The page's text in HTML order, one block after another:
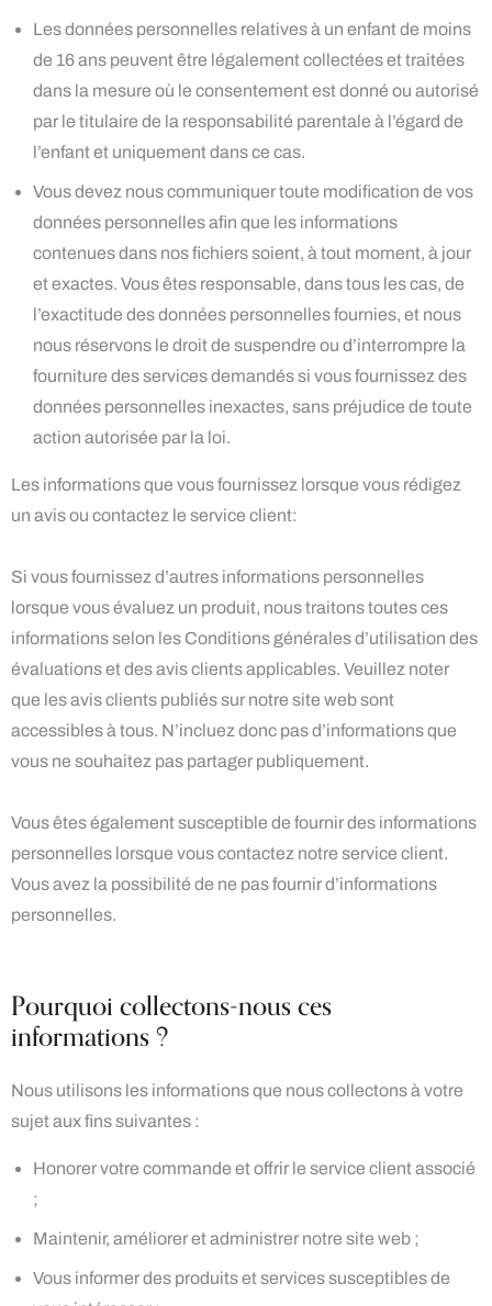
Les données personnelles relatives à un enfant de moins
de 16 ans peuvent être légalement collectées et traitées
dans la mesure où le consentement est donné ou autorisé
par le titulaire de la responsabilité parentale à l’égard de
l’enfant et uniquement dans ce cas.
Vous devez nous communiquer toute modification de vos
données personnelles afin que les informations
contenues dans nos fichiers soient, à tout moment, à jour
et exactes. Vous êtes responsable, dans tous les cas, de
l’exactitude des données personnelles fournies, et nous
nous réservons le droit de suspendre ou d’interrompre la
fourniture des services demandés si vous fournissez des
données personnelles inexactes, sans préjudice de toute
action autorisée par la loi.
Les informations que vous fournissez lorsque vous rédigez
un avis ou contactez le service client:
Si vous fournissez d’autres informations personnelles
lorsque vous évaluez un produit, nous traitons toutes ces
informations selon les Conditions générales d’utilisation des
évaluations et des avis clients applicables. Veuillez noter
que les avis clients publiés sur notre site web sont
accessibles à tous. N’incluez donc pas d’informations que
vous ne souhaitez pas partager publiquement.
Vous êtes également susceptible de fournir des informations
personnelles lorsque vous contactez notre service client.
Vous avez la possibilité de ne pas fournir d’informations
personnelles.
Pourquoi collectons-nous ces
informations ?
Nous utilisons les informations que nous collectons à votre
sujet aux fins suivantes :
Honorer votre commande et offrir le service client associé
;
Maintenir, améliorer et administrer notre site web ;
Vous informer des produits et services susceptibles de